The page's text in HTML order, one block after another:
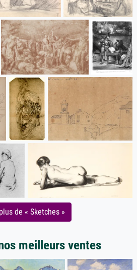
de « Sketches »
meilleurs ventes